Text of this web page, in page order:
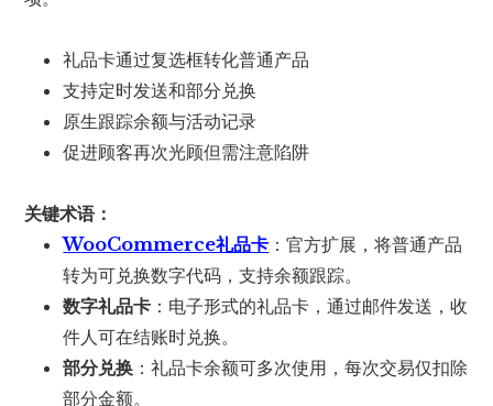
礼品卡通过复选框转化普通产品
支持定时发送和部分兑换
原生跟踪余额与活动记录
促进顾客再次光顾但需注意陷阱
关键术语：
WooCommerce礼品卡 ：官方扩展，将普通产品
转为可兑换数字代码，支持余额跟踪。
数字礼品卡 ：电子形式的礼品卡，通过邮件发送，收
件人可在结账时兑换。
部分兑换 ：礼品卡余额可多次使用，每次交易仅扣除
部分金额。